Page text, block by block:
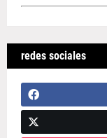
redes sociales